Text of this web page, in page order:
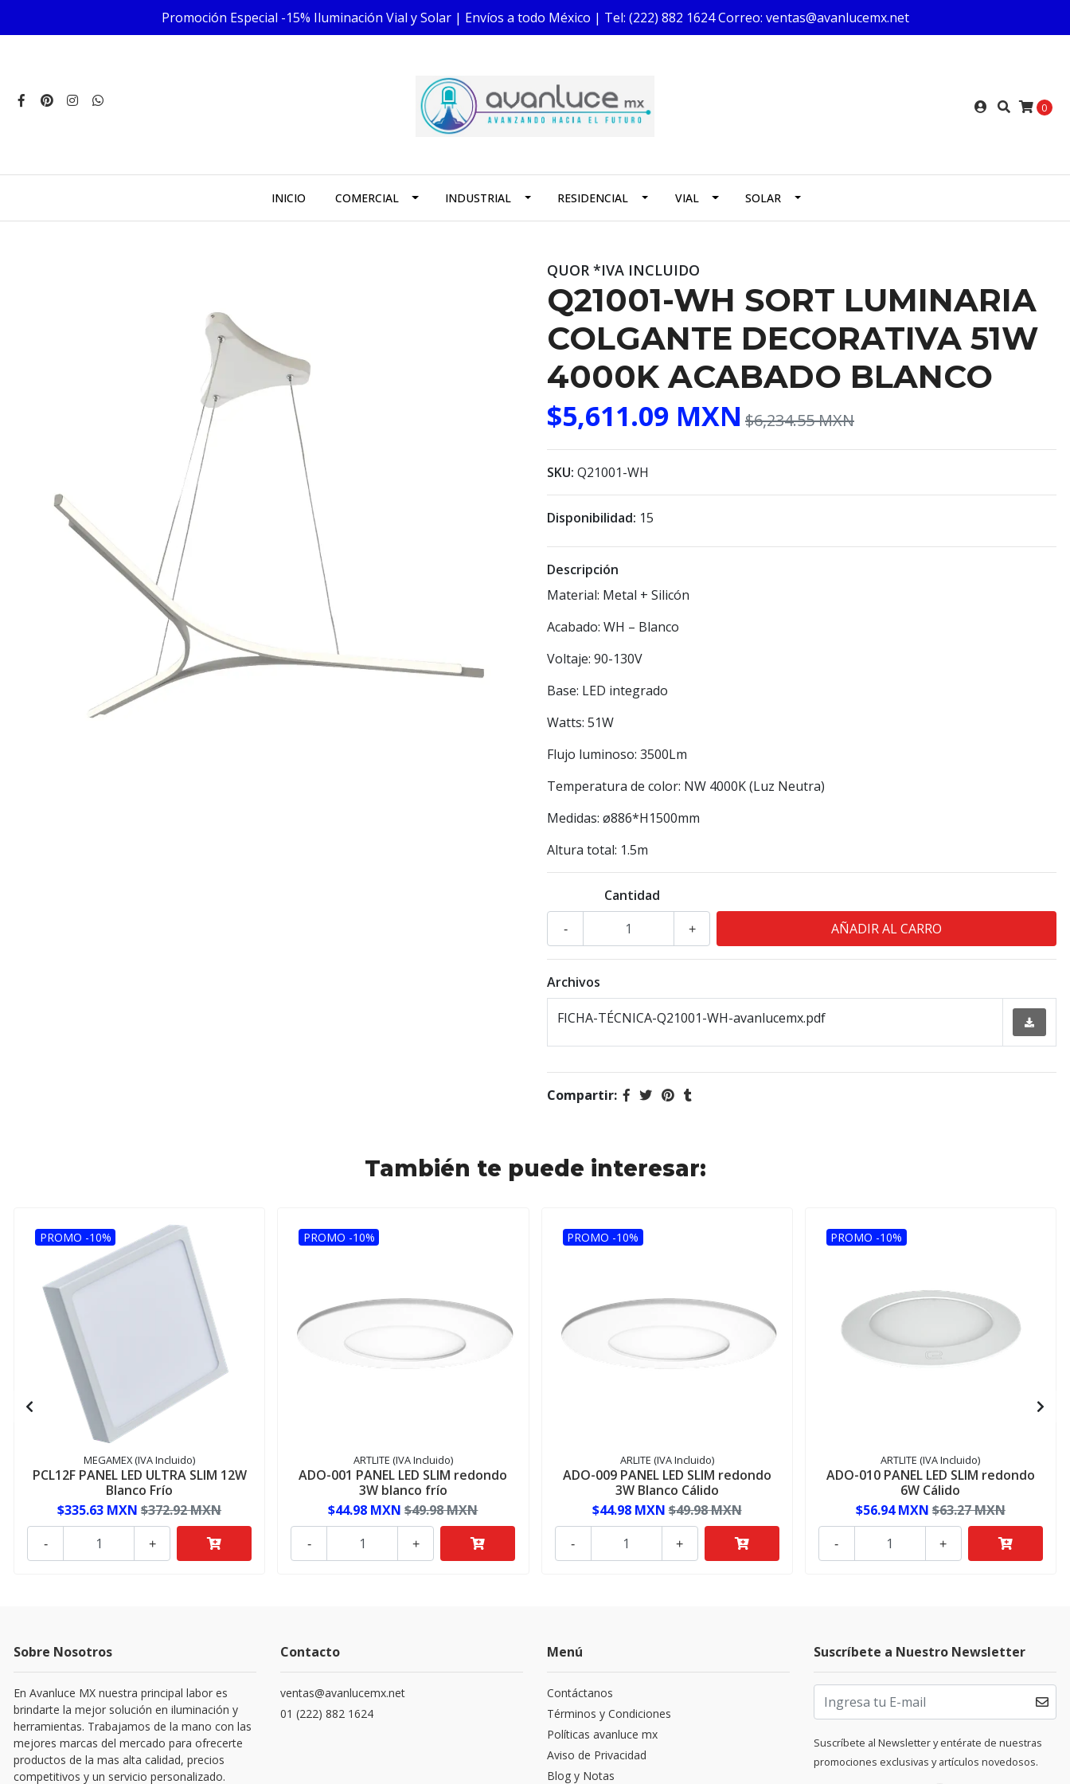
Promoción Especial -15% Iluminación Vial y Solar | Envíos a todo México | Tel: (222) 882 1624 Correo: ventas@avanlucemx.net
0
INICIO COMERCIAL INDUSTRIAL RESIDENCIAL VIAL SOLAR
QUOR *IVA INCLUIDO
Q21001-WH SORT LUMINARIA
COLGANTE DECORATIVA 51W
4000K ACABADO BLANCO
$5,611.09 MXN $6,234.55 MXN
SKU: Q21001-WH
Disponibilidad: 15
Descripción
Material: Metal + Silicón
Acabado: WH – Blanco
Voltaje: 90-130V
Base: LED integrado
Watts: 51W
Flujo luminoso: 3500Lm
Temperatura de color: NW 4000K (Luz Neutra)
Medidas: ø886*H1500mm
Altura total: 1.5m
Cantidad
+
-
Archivos
FICHA-TÉCNICA-Q21001-WH-avanlucemx.pdf
Compartir:
También te puede interesar:
PROMO -10%
MEGAMEX (IVA Incluido)
PCL12F PANEL LED ULTRA SLIM 12W
Blanco Frío
$335.63 MXN $372.92 MXN
+
-
PROMO -10%
ARTLITE (IVA Incluido)
ADO-001 PANEL LED SLIM redondo
3W blanco frío
$44.98 MXN $49.98 MXN
+
-
PROMO -10%
ARLITE (IVA Incluido)
ADO-009 PANEL LED SLIM redondo
3W Blanco Cálido
$44.98 MXN $49.98 MXN
+
-
PROMO -10%
ARTLITE (IVA Incluido)
ADO-010 PANEL LED SLIM redondo
6W Cálido
$56.94 MXN $63.27 MXN
+
-
Sobre Nosotros
En Avanluce MX nuestra principal labor es
brindarte la mejor solución en iluminación y
herramientas. Trabajamos de la mano con las
mejores marcas del mercado para ofrecerte
productos de la mas alta calidad, precios
competitivos y un servicio personalizado.
Contacto
ventas@avanlucemx.net
01 (222) 882 1624
Menú
Contáctanos
Términos y Condiciones
Políticas avanluce mx
Aviso de Privacidad
Blog y Notas
Suscríbete a Nuestro Newsletter
Suscríbete al Newsletter y entérate de nuestras
promociones exclusivas y artículos novedosos.